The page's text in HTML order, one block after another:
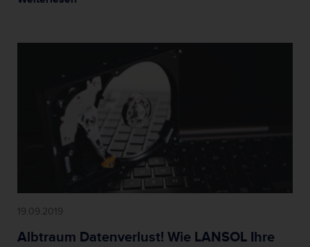
19.09.2019
Albtraum Datenverlust! Wie LANSOL Ihre